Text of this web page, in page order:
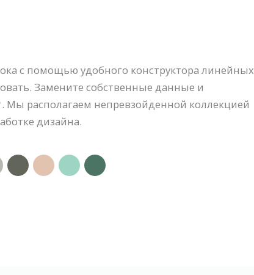
с помощью удобного конструктора линейных
Замените собственные данные и
Мы располагаем непревзойденной коллекцией
дизайна.